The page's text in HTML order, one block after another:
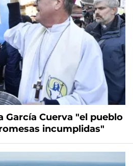
García Cuerva "el pueblo
incumplidas"